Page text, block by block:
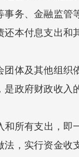
务、金融监管
本付息支出和
体及其他组织
政府财政收入
所有支出，即
，实行资金收